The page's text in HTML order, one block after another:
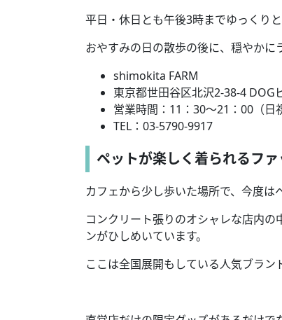
平日・休日とも午後3時までゆっくり
おやすみの日の散歩の後に、穏やかに
shimokita FARM
東京都世田谷区北沢2-38-4 DOG
営業時間： 11 ： 30～21 ： 00 （
TEL ： 03-5790-9917
ペットが楽しく着られるフ
カフェから少し歩いた場所で、今度は
コンクリート張りのオシャレな店内
ンがひしめいています。
ここは全国展開もしている人気ブラン